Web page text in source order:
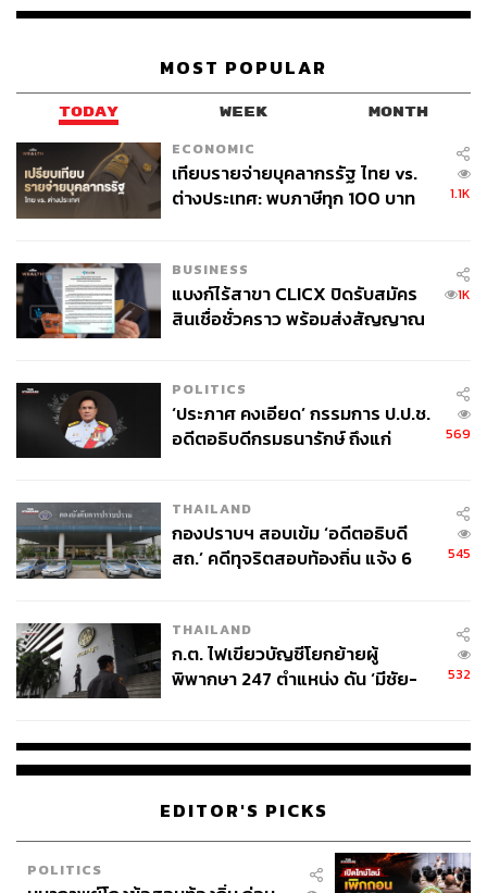
MOST POPULAR
TODAY WEEK MONTH
ECONOMIC
เทียบรายจ่ายบุคลากรรัฐ ไทย vs.
ต่างประเทศ: พบภาษีทุก 100 บาท
1.1K
BUSINESS
แบงก์ไร้สาขา CLICX ปิดรับสมัคร
สินเชื่อชั่วคราว พร้อมส่งสัญญาณ
1K
POLITICS
‘ประภาศ คงเอียด’ กรรมการ ป.ป.ช.
อดีตอธิบดีกรมธนารักษ์ ถึงแก่
569
THAILAND
กองปราบฯ สอบเข้ม ‘อดีตอธิบดี
สถ.’ คดีทุจริตสอบท้องถิ่น แจ้ง 6
545
THAILAND
ก.ต. ไฟเขียวบัญชีโยกย้ายผู้
พิพากษา 247 ตำแหน่ง ดัน ‘มีชัย-
532
EDITOR'S PICKS
POLITICS